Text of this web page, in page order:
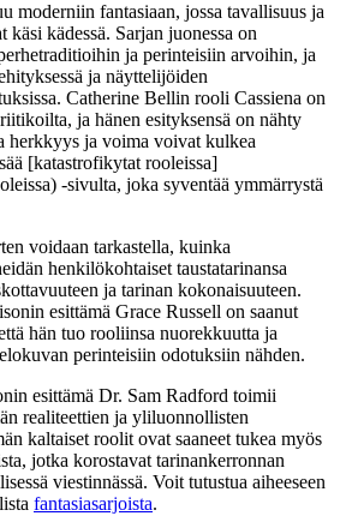
moderniin fantasiaan, jossa tavallisuus ja
kädessä. Sarjan juonessa on
ja perinteisiin arvoihin, ja
ja näyttelijöiden
Catherine Bellin rooli Cassiena on
ja hänen esityksensä on nähty
herkkyys ja voima voivat kulkea
[katastrofikytat rooleissa]
-sivulta, joka syventää ymmärrystä
voidaan tarkastella, kuinka
henkilökohtaiset taustatarinansa
ja tarinan kokonaisuuteen.
esittämä Grace Russell on saanut
hän tuo rooliinsa nuorekkuutta ja
perinteisiin odotuksiin nähden.
esittämä Dr. Sam Radford toimii
realiteettien ja yliluonnollisten
kaltaiset roolit ovat saaneet tukea myös
jotka korostavat tarinankerronnan
viestinnässä. Voit tutustua aiheeseen
fantasiasarjoista.